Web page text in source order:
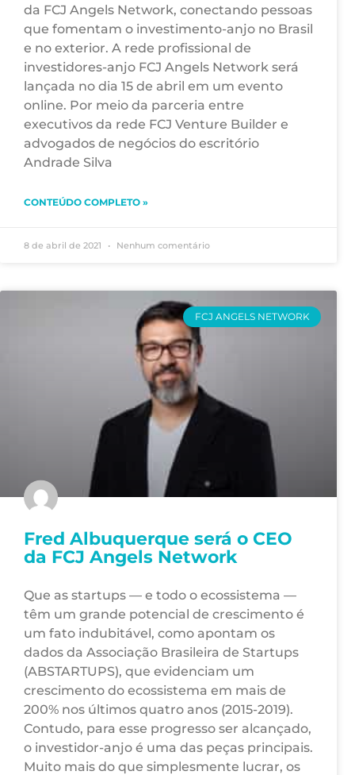
da FCJ Angels Network, conectando pessoas
que fomentam o investimento-anjo no Brasil
e no exterior. A rede profissional de
investidores-anjo FCJ Angels Network será
lançada no dia 15 de abril em um evento
online. Por meio da parceria entre
executivos da rede FCJ Venture Builder e
advogados de negócios do escritório
Andrade Silva
CONTEÚDO COMPLETO »
8 de abril de 2021 Nenhum comentário
FCJ ANGELS NETWORK
Fred Albuquerque será o CEO
da FCJ Angels Network
Que as startups — e todo o ecossistema —
têm um grande potencial de crescimento é
um fato indubitável, como apontam os
dados da Associação Brasileira de Startups
(ABSTARTUPS), que evidenciam um
crescimento do ecossistema em mais de
200% nos últimos quatro anos (2015-2019).
Contudo, para esse progresso ser alcançado,
o investidor-anjo é uma das peças principais.
Muito mais do que simplesmente lucrar, os